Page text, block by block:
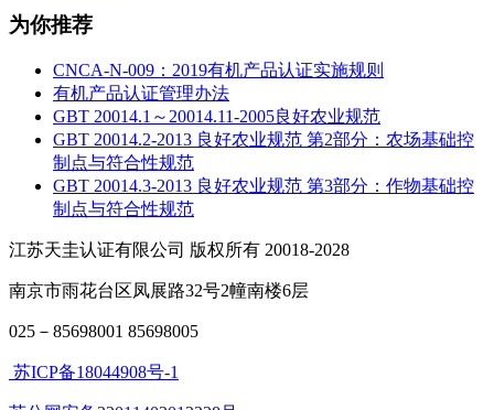
为你推荐
CNCA-N-009：2019有机产品认证实施规则
有机产品认证管理办法
GBT 20014.1～20014.11-2005良好农业规范
GBT 20014.2-2013 良好农业规范 第2部分：农场基础控
制点与符合性规范
GBT 20014.3-2013 良好农业规范 第3部分：作物基础控
制点与符合性规范
江苏天圭认证有限公司 版权所有 20018-2028
南京市雨花台区凤展路32号2幢南楼6层
025－85698001 85698005
苏ICP备18044908号-1